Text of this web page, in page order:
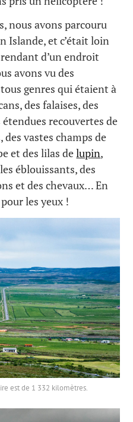
nous avons parcouru
Islande, et c’était loin
d’un endroit
avons vu des
genres qui étaient à
des falaises, des
étendues recouvertes de
des vastes champs de
et des lilas delupin,
éblouissants, des
et des chevaux… En
les yeux !
est de 1 332 kilomètres.